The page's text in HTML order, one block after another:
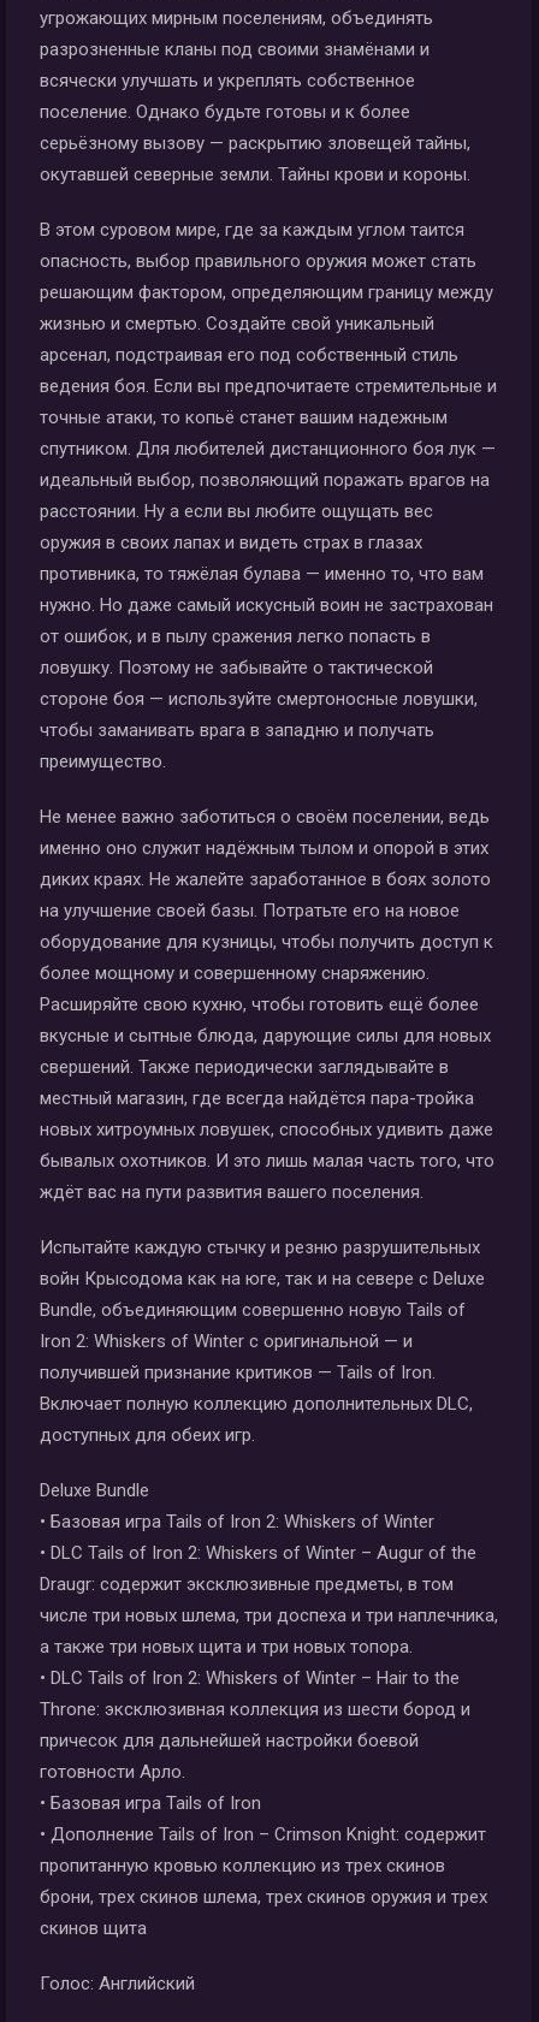
угрожающих мирным поселениям, объединять
разрозненные кланы под своими знамёнами и
всячески улучшать и укреплять собственное
поселение. Однако будьте готовы и к более
серьёзному вызову — раскрытию зловещей тайны,
окутавшей северные земли. Тайны крови и короны.
В этом суровом мире, где за каждым углом таится
опасность, выбор правильного оружия может стать
решающим фактором, определяющим границу между
жизнью и смертью. Создайте свой уникальный
арсенал, подстраивая его под собственный стиль
ведения боя. Если вы предпочитаете стремительные и
точные атаки, то копьё станет вашим надежным
спутником. Для любителей дистанционного боя лук —
идеальный выбор, позволяющий поражать врагов на
расстоянии. Ну а если вы любите ощущать вес
оружия в своих лапах и видеть страх в глазах
противника, то тяжёлая булава — именно то, что вам
нужно. Но даже самый искусный воин не застрахован
от ошибок, и в пылу сражения легко попасть в
ловушку. Поэтому не забывайте о тактической
стороне боя — используйте смертоносные ловушки,
чтобы заманивать врага в западню и получать
преимущество.
Не менее важно заботиться о своём поселении, ведь
именно оно служит надёжным тылом и опорой в этих
диких краях. Не жалейте заработанное в боях золото
на улучшение своей базы. Потратьте его на новое
оборудование для кузницы, чтобы получить доступ к
более мощному и совершенному снаряжению.
Расширяйте свою кухню, чтобы готовить ещё более
вкусные и сытные блюда, дарующие силы для новых
свершений. Также периодически заглядывайте в
местный магазин, где всегда найдётся пара-тройка
новых хитроумных ловушек, способных удивить даже
бывалых охотников. И это лишь малая часть того, что
ждёт вас на пути развития вашего поселения.
Испытайте каждую стычку и резню разрушительных
войн Крысодома как на юге, так и на севере с Deluxe
Bundle, объединяющим совершенно новую Tails of
Iron 2: Whiskers of Winter с оригинальной — и
получившей признание критиков — Tails of Iron.
Включает полную коллекцию дополнительных DLC,
доступных для обеих игр.
Deluxe Bundle
• Базовая игра Tails of Iron 2: Whiskers of Winter
• DLC Tails of Iron 2: Whiskers of Winter – Augur of the
Draugr: содержит эксклюзивные предметы, в том
числе три новых шлема, три доспеха и три наплечника,
а также три новых щита и три новых топора.
• DLC Tails of Iron 2: Whiskers of Winter – Hair to the
Throne: эксклюзивная коллекция из шести бород и
причесок для дальнейшей настройки боевой
готовности Арло.
• Базовая игра Tails of Iron
• Дополнение Tails of Iron – Crimson Knight: содержит
пропитанную кровью коллекцию из трех скинов
брони, трех скинов шлема, трех скинов оружия и трех
скинов щита
Голос: Английский